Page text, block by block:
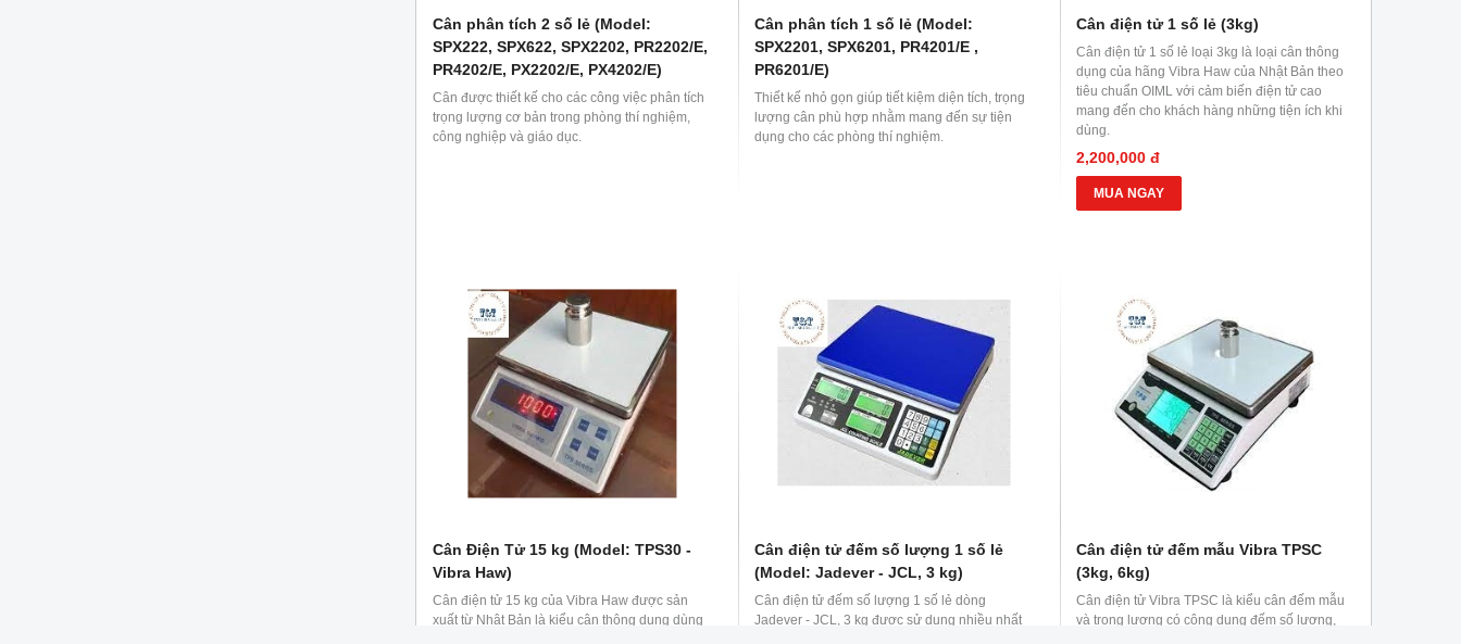
Cân phân tích 2 số lẻ (Model:
SPX222, SPX622, SPX2202, PR2202/E,
PR4202/E, PX2202/E, PX4202/E)
Cân được thiết kế cho các công việc phân tích
trọng lượng cơ bản trong phòng thí nghiệm,
công nghiệp và giáo dục.
Cân phân tích 1 số lẻ (Model:
SPX2201, SPX6201, PR4201/E ,
PR6201/E)
Thiết kế nhỏ gọn giúp tiết kiệm diện tích, trọng
lượng cân phù hợp nhằm mang đến sự tiện
dụng cho các phòng thí nghiệm.
Cân điện tử 1 số lẻ (3kg)
Cân điện tử 1 số lẻ loại 3kg là loại cân thông
dụng của hãng Vibra Haw của Nhật Bản theo
tiêu chuẩn OIML với cảm biến điện tử cao
mang đến cho khách hàng những tiện ích khi
dùng.
2,200,000 đ
MUA NGAY
Cân Điện Tử 15 kg (Model: TPS30 -
Vibra Haw)
Cân điện tử 15 kg của Vibra Haw được sản
xuất từ Nhật Bản là kiểu cân thông dụng dùng
Cân điện tử đếm số lượng 1 số lẻ
(Model: Jadever - JCL, 3 kg)
Cân điện tử đếm số lượng 1 số lẻ dòng
Jadever - JCL, 3 kg được sử dụng nhiều nhất
Cân điện tử đếm mẫu Vibra TPSC
(3kg, 6kg)
Cân điện tử Vibra TPSC là kiểu cân đếm mẫu
và trọng lượng có công dụng đếm số lượng,